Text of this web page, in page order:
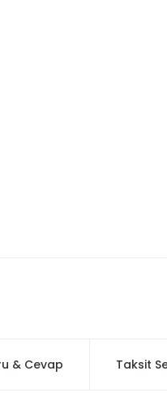
& Cevap Taksit